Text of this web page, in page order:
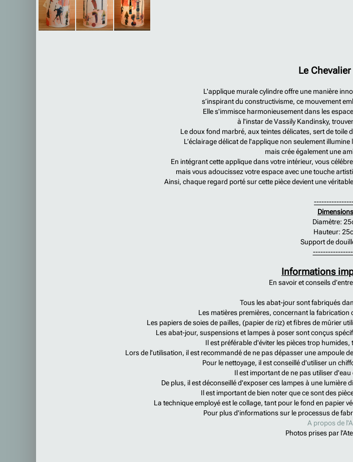
Le
L'applique murale cylindre offre une manière
s’inspirant du constructivisme, ce mouvement
Elle s'immisce harmonieusement dans les
à l'instar de Vassily Kandinsky,
Le doux fond marbré, aux teintes délicates, sert de
L’éclairage délicat de l'applique non seulement
mais crée également une
En intégrant cette applique dans votre intérieur, vous
mais vous adoucissez votre espace avec une touche
Ainsi, chaque regard porté sur cette pièce devient une
Diamètre:
Hauteur:
Support de
Informations
En savoir et conseils
Tous les abat-jour sont fabriqués
Les matières premières, concernant la
Les papiers de soies de pailles, (papier de riz) et fibres de mûrier
Les abat-jour, suspensions et lampes à poser sont conçus
Il est préférable d'éviter les pièces trop
Lors de l'utilisation, il est recommandé de ne pas dépasser une ampoule
Pour le nettoyage, il est conseillé d'utiliser un
Il est important de ne pas utiliser
De plus, il est déconseillé d'exposer ces lampes à une lumière
Il est important de bien noter que ce sont des
La technique employé est le collage, tant pour le fond en papier
Pour plus d'informations sur le processus de
A propos de
Photos prises par